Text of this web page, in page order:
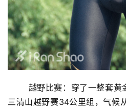
三清山越野赛34公里组，气候